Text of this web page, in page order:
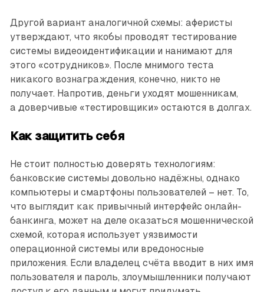
Другой вариант аналогичной схемы: аферисты
утверждают, что якобы проводят тестирование
системы видеоидентификации и нанимают для
этого «сотрудников». После мнимого теста
никакого вознаграждения, конечно, никто не
получает. Напротив, деньги уходят мошенникам,
а доверчивые «тестировщики» остаются в долгах.
Как защитить себя
Не стоит полностью доверять технологиям:
банковские системы довольно надёжны, однако
компьютеры и смартфоны пользователей – ​нет. То,
что выглядит как привычный интерфейс онлайн-
банкинга, может на деле оказаться мошеннической
схемой, которая использует уязвимости
операционной системы или вредоносные
приложения. Если владелец счёта вводит в них имя
пользователя и пароль, злоумышленники получают